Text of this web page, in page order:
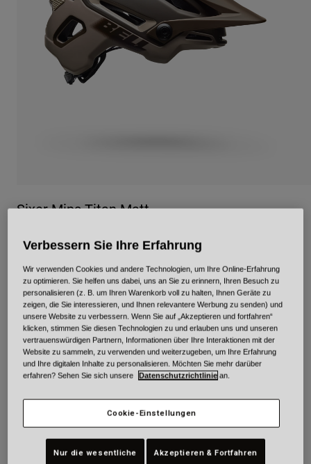
Adventure
Retro
Urban
BMX
Ersatzteile
Sixer Mips Titan Matt
Artikelnr.
Price reduced from
€ 179,95to€ 107,97 40% OFF
Farben -Braun
ausgewählt
Größe Größentabelle
Verbessern Sie Ihre Erfahrung
Wir verwenden Cookies und andere Technologien, um Ihre Online-Erfahrung
zu optimieren. Sie helfen uns dabei, uns an Sie zu erinnern, Ihren Besuch zu
personalisieren (z. B. um Ihren Warenkorb voll zu halten, Ihnen Geräte zu
zeigen, die Sie interessieren, und Ihnen relevantere Werbung zu senden) und
unsere Website zu verbessern. Wenn Sie auf „Akzeptieren und fortfahren“
klicken, stimmen Sie diesen Technologien zu und erlauben uns und unseren
vertrauenswürdigen Partnern, Informationen über Ihre Interaktionen mit der
Website zu sammeln, zu verwenden und weiterzugeben, um Ihre Erfahrung
und Ihre digitalen Inhalte zu personalisieren. Möchten Sie mehr darüber
erfahren? Sehen Sie sich unsere
Datenschutzrichtlinie an.
Cookie-Einstellungen
Nur die wesentliche Akzeptieren & Fortfahren